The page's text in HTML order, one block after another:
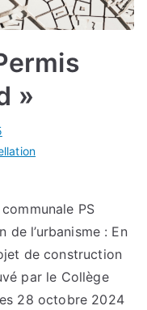
»
PS
de l’urbanisme : En
de construction
par le Collège
28 octobre 2024